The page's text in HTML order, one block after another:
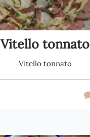
Vitello tonnato
Vitello tonnato